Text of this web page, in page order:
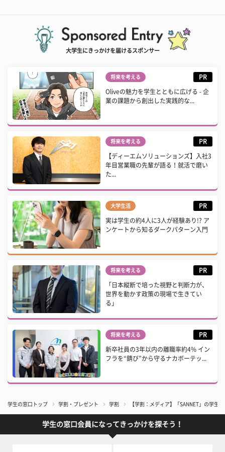
大学生にきっかけを届けるスポンサー
将来を考える PR
Oliveの魅力を学生とともに広げる - 企
業の課題から創出した実践的な...
将来を考える PR
【ディーエムソリューションズ】入社3
年目営業職の先輩が語る！就活で磨い
た...
大学生活 PR
実は学生の約4人に3人が経験あり!? ア
ンケートから知るダークパターン入門
将来を考える PR
「日本縦断で培った視野と判断力が、
世界を動かす政策の現場で生きてい
る」
将来を考える PR
新卒社員の3年以内の離職率約4% イン
フラを“錆び”から守るナカボーテッ...
学生の窓口トップ 学割・プレゼント 学割 【学割：メディア】「SANNET」の学生
学生の窓口会員になってきっかけを探そう！